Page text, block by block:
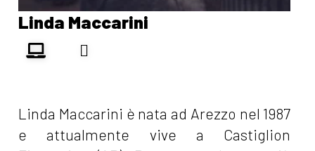
Linda Maccarini
Linda Maccarini è nata ad Arezzo nel 1987
e attualmente vive a Castiglion